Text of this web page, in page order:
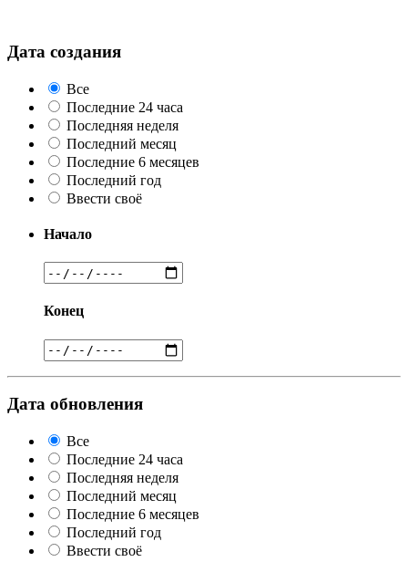
Дата создания
Все
Последние 24 часа
Последняя неделя
Последний месяц
Последние 6 месяцев
Последний год
Ввести своё
Начало
Конец
Дата обновления
Все
Последние 24 часа
Последняя неделя
Последний месяц
Последние 6 месяцев
Последний год
Ввести своё